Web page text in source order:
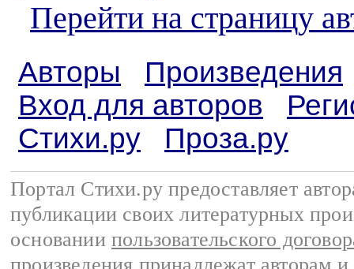
Перейти на страницу
Авторы
Произведения
Вход для авторов
Стихи.ру
Проза.ру
Портал Стихи.ру предоставляет
публикации своих литературных
основании пользовательского
произведения принадлежат авторам